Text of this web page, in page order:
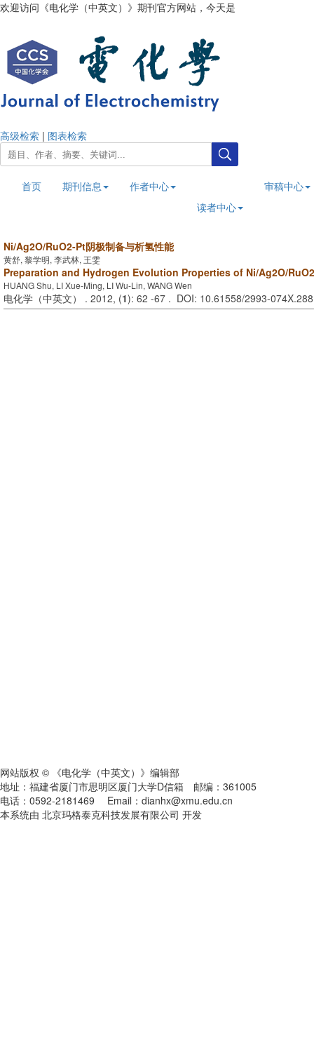
欢迎访问《电化学（中英文）》期刊官方网站，今天是
高级检索 | 图表检索
首页 期刊信息
作者中心
读者中心
审稿中心
Ni/Ag2O/RuO2-Pt阴极制备与析氢性能
黄舒, 黎学明, 李武林, 王雯
Preparation and Hydrogen Evolution Properties of Ni/Ag2O/
HUANG Shu, LI Xue-Ming, LI Wu-Lin, WANG Wen
电化学（中英文） . 2012, (1): 62 -67 . DOI: 10.61558/2993-
网站版权 © 《电化学（中英文）》编辑部
地址：福建省厦门市思明区厦门大学D信箱 邮编：361005
电话：0592-2181469 Email：dianhx@xmu.edu.cn
本系统由 北京玛格泰克科技发展有限公司 开发